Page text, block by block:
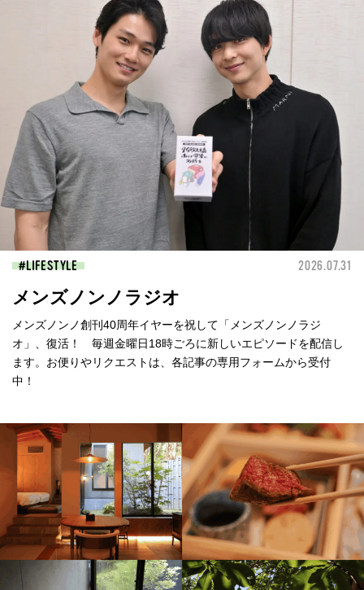
LIFESTYLE 2026.07.31
メンズノンノラジオ
メンズノンノ創刊40周年イヤーを祝して「メンズノンノラジ
オ」、復活！ 毎週金曜日18時ごろに新しいエピソードを配信し
ます。お便りやリクエストは、各記事の専用フォームから受付
中！